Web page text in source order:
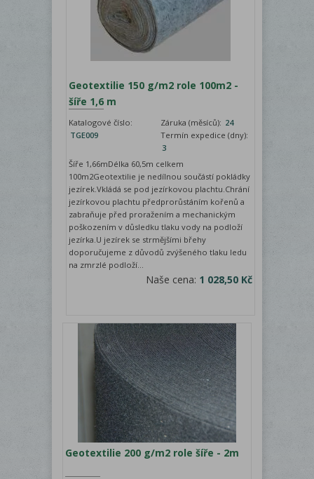
Geotextilie 150 g/m2 role 100m2 -
šíře 1,6 m
Katalogové číslo:
TGE009
Záruka (měsíců): 24
Termín expedice (dny):
3
Šíře 1,66mDélka 60,5m celkem
100m2Geotextilie je nedílnou součástí pokládky
jezírek.Vkládá se pod jezírkovou plachtu.Chrání
jezírkovou plachtu předprorůstáním kořenů a
zabraňuje před proražením a mechanickým
poškozením v důsledku tlaku vody na podloží
jezírka.U jezírek se strmějšími břehy
doporučujeme z důvodů zvýšeného tlaku ledu
na zmrzlé podloží...
Naše cena: 1 028,50 Kč
Geotextilie 200 g/m2 role šíře - 2m